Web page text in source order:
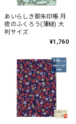
あいらしき御朱印帳 月
夜のふくろう(薄緑) 大
判サイズ
¥1,760